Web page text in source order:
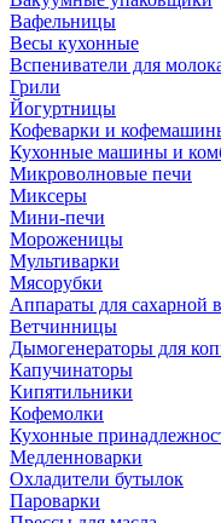
Вафельницы
Весы кухонные
Вспениватели для
Грили
Йогуртницы
Кофеварки и
Кухонные машины и
Микроволновые печи
Миксеры
Мини-печи
Мороженицы
Мультиварки
Мясорубки
Аппараты для сахарной
Ветчинницы
Дымогенераторы для
Капучинаторы
Кипятильники
Кофемолки
Кухонные
Медленноварки
Охладители бутылок
Пароварки